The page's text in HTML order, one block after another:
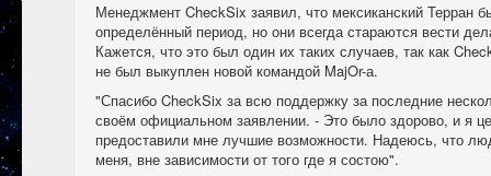
Менеджмент CheckSix заявил, что мексиканский Терран
определённый период, но они всегда стараются вести
Кажется, что это был один их таких случаев, так как
не был выкуплен новой командой MajOr-а.
"Спасибо CheckSix за всю поддержку за последние
своём официальном заявлении. - Это было здорово, и я
предоставили мне лучшие возможности. Надеюсь, что
меня, вне зависимости от того где я состою".